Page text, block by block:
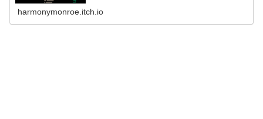
harmonymonroe.itch.io